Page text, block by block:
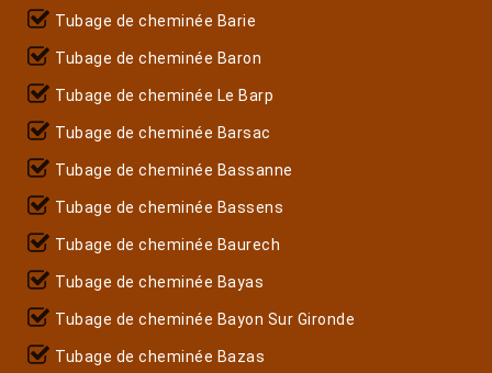
Tubage de cheminée Barie
Tubage de cheminée Baron
Tubage de cheminée Le Barp
Tubage de cheminée Barsac
Tubage de cheminée Bassanne
Tubage de cheminée Bassens
Tubage de cheminée Baurech
Tubage de cheminée Bayas
Tubage de cheminée Bayon Sur Gironde
Tubage de cheminée Bazas